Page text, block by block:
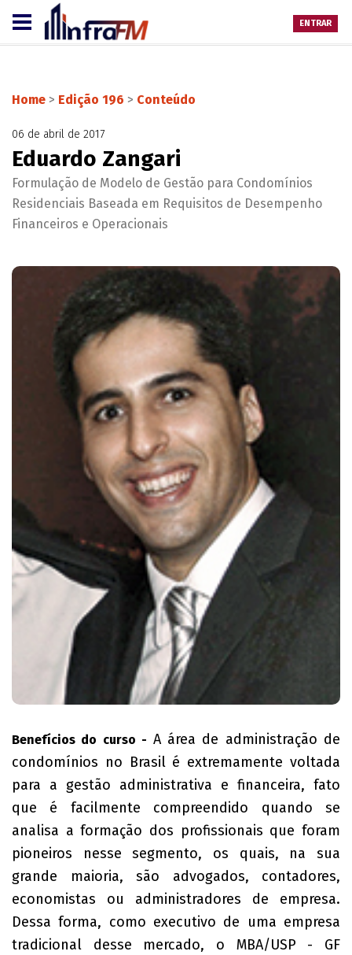
ENTRAR
Home > Edição 196 > Conteúdo
06 de abril de 2017
Eduardo Zangari
Formulação de Modelo de Gestão para Condomínios
Residenciais Baseada em Requisitos de Desempenho
Financeiros e Operacionais
Benefícios do curso - A área de administração de
condomínios no Brasil é extremamente voltada
para a gestão administrativa e financeira, fato
que é facilmente compreendido quando se
analisa a formação dos profissionais que foram
pioneiros nesse segmento, os quais, na sua
grande maioria, são advogados, contadores,
economistas ou administradores de empresa.
Dessa forma, como executivo de uma empresa
tradicional desse mercado, o MBA/USP - GF